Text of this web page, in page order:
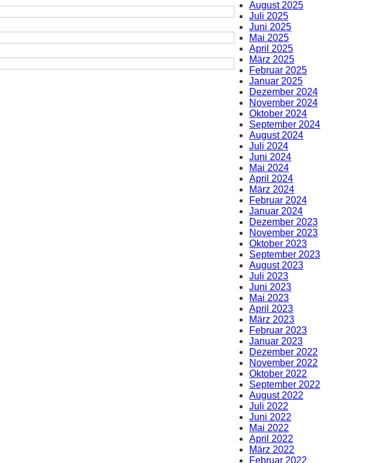
August 2025
Juli 2025
Juni 2025
Mai 2025
April 2025
März 2025
Februar 2025
Januar 2025
Dezember 2024
November 2024
Oktober 2024
September 2024
August 2024
Juli 2024
Juni 2024
Mai 2024
April 2024
März 2024
Februar 2024
Januar 2024
Dezember 2023
November 2023
Oktober 2023
September 2023
August 2023
Juli 2023
Juni 2023
Mai 2023
April 2023
März 2023
Februar 2023
Januar 2023
Dezember 2022
November 2022
Oktober 2022
September 2022
August 2022
Juli 2022
Juni 2022
Mai 2022
April 2022
März 2022
Februar 2022